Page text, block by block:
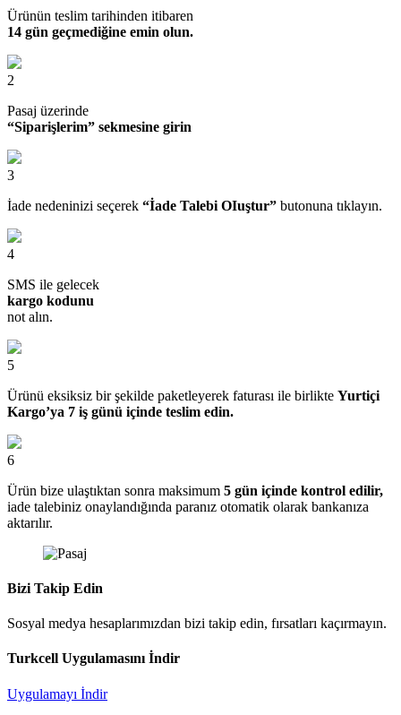
Ürünün teslim tarihinden itibaren
14 gün geçmediğine emin olun.
2
Pasaj üzerinde
“Siparişlerim” sekmesine girin
3
İade nedeninizi seçerek “İade Talebi OIuştur” butonuna tıklayın.
4
SMS ile gelecek
kargo kodunu
not alın.
5
Ürünü eksiksiz bir şekilde paketleyerek faturası ile birlikte Yurtiçi
Kargo’ya 7 iş günü içinde teslim edin.
6
Ürün bize ulaştıktan sonra maksimum 5 gün içinde kontrol edilir,
iade talebiniz onaylandığında paranız otomatik olarak bankanıza
aktarılır.
Bizi Takip Edin
Sosyal medya hesaplarımızdan bizi takip edin, fırsatları kaçırmayın.
Turkcell Uygulamasını İndir
Uygulamayı İndir